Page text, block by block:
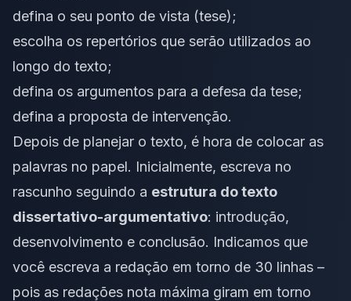
defina o seu ponto de vista (tese);
escolha os repertórios que serão utilizados ao
longo do texto;
defina os argumentos para a defesa da tese;
defina a proposta de intervenção.
Depois de planejar o texto, é hora de colocar as
palavras no papel. Inicialmente, escreva no
rascunho seguindo a estrutura do texto
dissertativo-argumentativo: introdução,
desenvolvimento e conclusão. Indicamos que
você escreva a redação em torno de 30 linhas –
pois as redações nota máxima giram em torno